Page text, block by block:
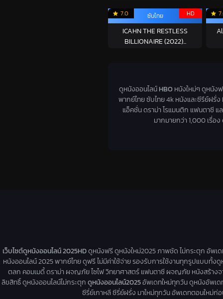
7.0 HD
ซับไทย
ICAHN THE RESTLESS
BILLIONAIRE (2022)...
ดูหนังออนไลน์HBO หนังใหม่ๆ ดูหนัง
พากย์ไทย ซับไทย 4k หนังและซีรีย์ฝรั่ง
แอ็คชั่น ดราม่า โรแมนติก แฟนตาซี
มากมายกว่า 1,000 เรื่อ
เว็บไซต์ดูหนังออนไลน์ 2025HDดูหนังฟรี ดูหนังใหม่2025 ภาพชัด ไม่กระตุก อัพเ
หนังออนไลน์ 2025 พากย์ไทย ดูฟรี ไม่มีค่าใช้จ่าย รองรับการใช้งานทุกรูปแบบทั้
ตลก คอมเมดี้ ดราม่า ผจญภัย ไซไฟ วิทยาศาสตร์ แฟนตาซี ผจญภัย หนังสร้างจ
ลิขสิทธิ์ ดูหนังออนไลน์ไม่กระตุกดูหนังออนไลน์2025อัพเดทใหม่ทุกวัน ดูหนังอัพเด
ซีรี่ย์เกาหลี ซีรี่ย์ฝรั่ง มาใหม่ทุกวัน อัพเดทตอนใหม่ก่